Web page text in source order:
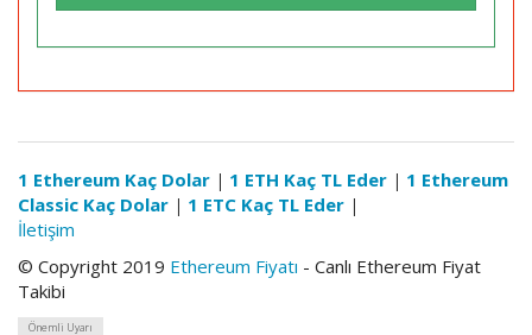
1 Ethereum Kaç Dolar | 1 ETH Kaç TL Eder | 1 Ethereum
Classic Kaç Dolar | 1 ETC Kaç TL Eder |
İletişim
© Copyright 2019 Ethereum Fiyatı - Canlı Ethereum Fiyat
Takibi
Önemli Uyarı